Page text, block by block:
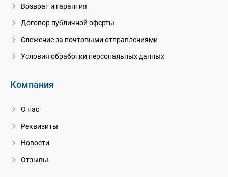
Возврат и гарантия
Договор публичной оферты
Слежение за почтовыми отправлениями
Условия обработки персональных данных
Компания
О нас
Реквизиты
Новости
Отзывы